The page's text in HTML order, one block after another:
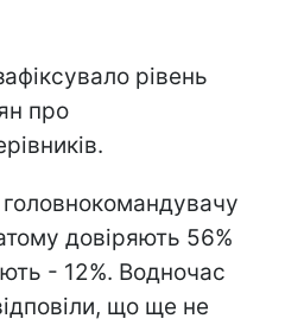
рівень
про
довіряють 56%
- 12%. Водночас
що ще не